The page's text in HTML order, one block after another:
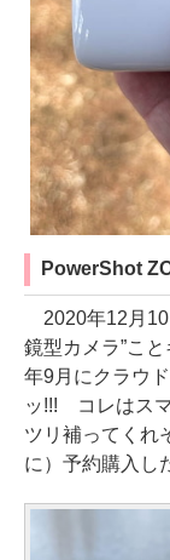
PowerShot
2020年12月10
鏡型カメラ”こと
年9月にクラウ
ッ!!! コレはス
ツリ補ってくれ
に）予約購入し